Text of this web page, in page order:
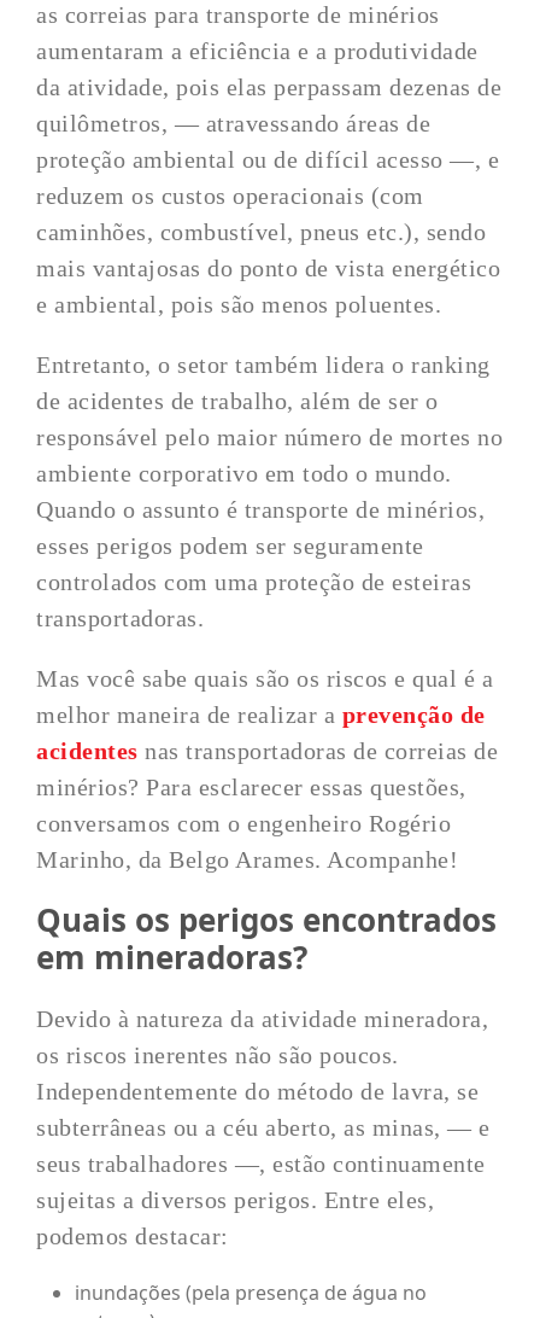
as correias para transporte de minérios
aumentaram a eficiência e a produtividade
da atividade, pois elas perpassam dezenas de
quilômetros, — atravessando áreas de
proteção ambiental ou de difícil acesso —, e
reduzem os custos operacionais (com
caminhões, combustível, pneus etc.), sendo
mais vantajosas do ponto de vista energético
e ambiental, pois são menos poluentes.
Entretanto, o setor também lidera o ranking
de acidentes de trabalho, além de ser o
responsável pelo maior número de mortes no
ambiente corporativo em todo o mundo.
Quando o assunto é transporte de minérios,
esses perigos podem ser seguramente
controlados com uma proteção de esteiras
transportadoras.
Mas você sabe quais são os riscos e qual é a
melhor maneira de realizar a prevenção de
acidentes nas transportadoras de correias de
minérios? Para esclarecer essas questões,
conversamos com o engenheiro Rogério
Marinho, da Belgo Arames. Acompanhe!
Quais os perigos encontrados
em mineradoras?
Devido à natureza da atividade mineradora,
os riscos inerentes não são poucos.
Independentemente do método de lavra, se
subterrâneas ou a céu aberto, as minas, — e
seus trabalhadores —, estão continuamente
sujeitas a diversos perigos. Entre eles,
podemos destacar:
inundações (pela presença de água no